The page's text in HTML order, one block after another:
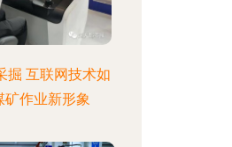
掘 互联网技术如
矿作业新形象